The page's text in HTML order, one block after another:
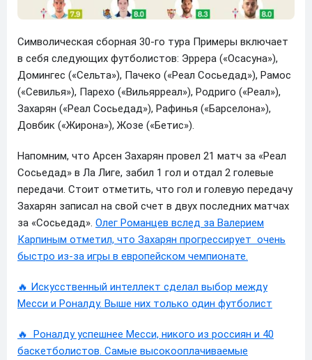
Символическая сборная 30-го тура Примеры включает
в себя следующих футболистов: Эррера («Осасуна»),
Домингес («Сельта»), Пачеко («Реал Сосьедад»), Рамос
(«Севилья»), Парехо («Вильярреал»), Родриго («Реал»),
Захарян («Реал Сосьедад»), Рафинья («Барселона»),
Довбик («Жирона»), Жозе («Бетис»).
Напомним, что Арсен Захарян провел 21 матч за «Реал
Сосьедад» в Ла Лиге, забил 1 гол и отдал 2 голевые
передачи. Стоит отметить, что гол и голевую передачу
Захарян записал на свой счет в двух последних матчах
за «Сосьедад». Олег Романцев вслед за Валерием
Карпиным отметил, что Захарян прогрессирует очень
быстро из-за игры в европейском чемпионате.
🔥 Искусственный интеллект сделал выбор между
Месси и Роналду. Выше них только один футболист
🔥 Роналду успешнее Месси, никого из россиян и 40
баскетболистов. Самые высокооплачиваемые